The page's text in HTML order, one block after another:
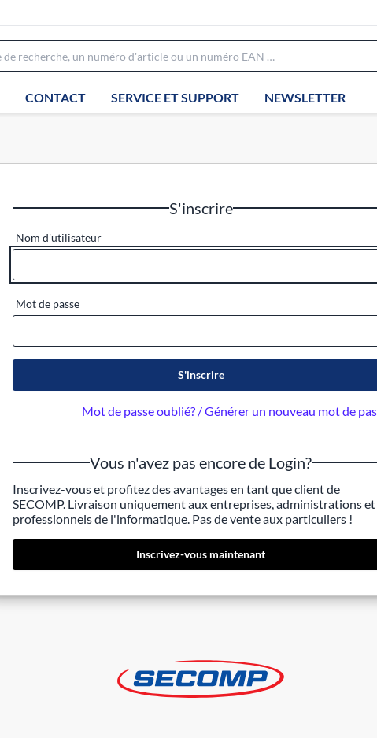
CONTACT SERVICE ET SUPPORT NEWSLETTER
S'inscrire
Nom d'utilisateur
Mot de passe
S'inscrire
Mot de passe oublié? / Générer un nouveau mot de
Vous n'avez pas encore de Login?
Inscrivez-vous et profitez des avantages en tant que client de
SECOMP. Livraison uniquement aux entreprises, administrations et
professionnels de l'informatique. Pas de vente aux particuliers !
Inscrivez-vous maintenant